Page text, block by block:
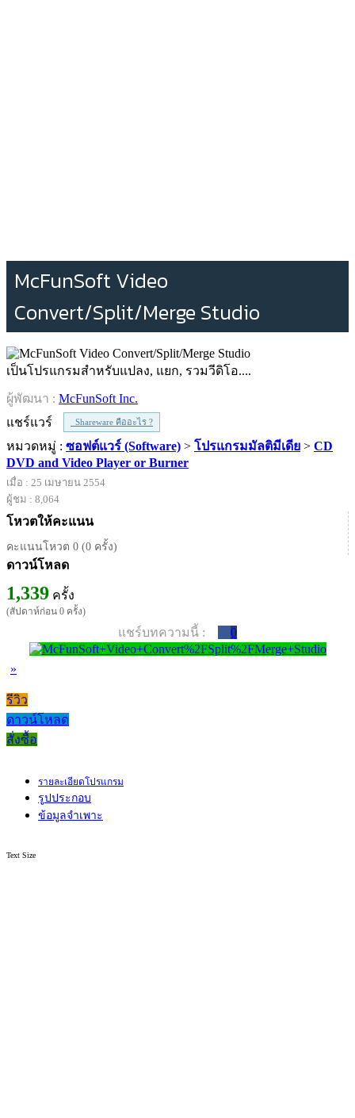
McFunSoft Video
Convert/Split/Merge Studio
เป็นโปรแกรมสำหรับแปลง, แยก, รวมวีดิโอ....
ผู้พัฒนา : McFunSoft Inc.
แชร์แวร์
Shareware คืออะไร ?
หมวดหมู่ : ซอฟต์แวร์ (Software) > โปรแกรมมัลติมีเดีย > CD
DVD and Video Player or Burner
เมื่อ : 25 เมษายน 2554
ผู้ชม : 8,064
โหวตให้คะแนน
คะแนนโหวต 0 (0 ครั้ง)
ดาวน์โหลด
1,339 ครั้ง
(สัปดาห์ก่อน 0 ครั้ง)
แชร์บทความนี้ : 0
»
รีวิว
ดาวน์โหลด
สั่งซื้อ
รายละเอียดโปรแกรม
รูปประกอบ
ข้อมูลจำเพาะ
Text Size